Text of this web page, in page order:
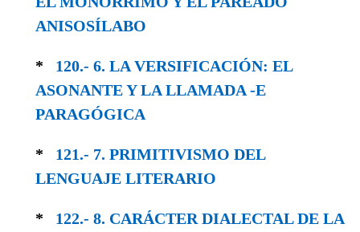
ANISOSÍLABO
* 120.- 6. LA VERSIFICACIÓN: EL
ASONANTE Y LA LLAMADA -E
PARAGÓGICA
* 121.- 7. PRIMITIVISMO DEL
LENGUAJE LITE­RARIO
* 122.- 8. CARÁCTER DIALECTAL DE LA